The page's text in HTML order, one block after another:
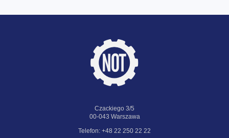
Czackiego 3/5
00-043 Warszawa
Telefon: +48 22 250 22 22